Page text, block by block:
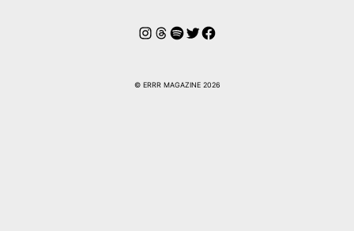
Instagram
Threads
Spotify
Twitter
Facebook
© ERRR MAGAZINE 2026